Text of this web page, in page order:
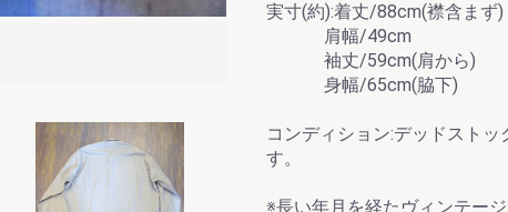
実寸(約):着丈/88cm(襟含まず
肩幅/49cm
袖丈/59cm(肩から)
身幅/65cm(脇下)
コンディション:デッドスト
す。
※長い年月を経たヴィンテー